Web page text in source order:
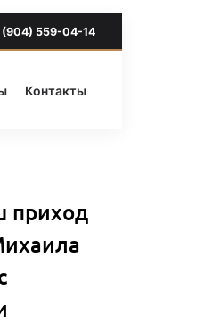
(904) 559-04-14
Контакты
приход